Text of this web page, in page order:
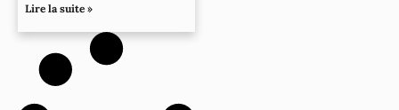
Lire la suite »